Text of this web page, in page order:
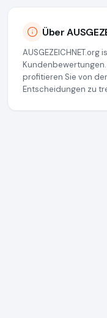
Über
Kundenbewertungen.
profitieren Sie von
Entscheidungen zu